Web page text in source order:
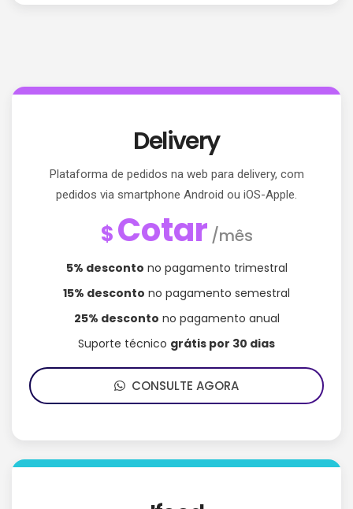
Delivery
Plataforma de pedidos na web para delivery, com
pedidos via smartphone Android ou iOS-Apple.
$Cotar /mês
5% desconto no pagamento trimestral
15% desconto no pagamento semestral
25% desconto no pagamento anual
Suporte técnico grátis por 30 dias
CONSULTE AGORA